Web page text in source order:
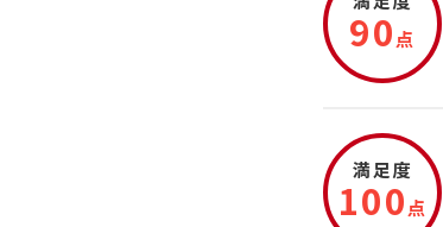
90 点
満足度
100 点